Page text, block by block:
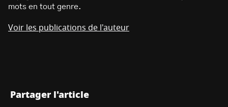
mots en tout genre.
Voir les publications de l'auteur
Partager l'article